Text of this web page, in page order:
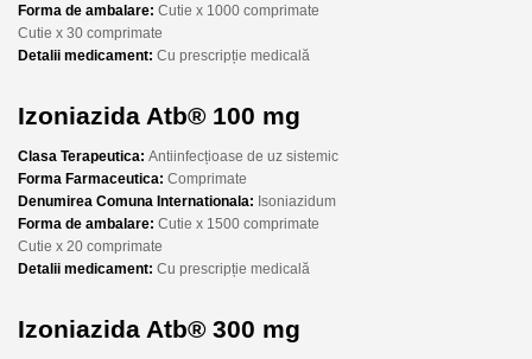
Forma de ambalare: Cutie x 1000 comprimate
Cutie x 30 comprimate
Detalii medicament: Cu prescripție medicală
Izoniazida Atb® 100 mg
Clasa Terapeutica: Antiinfecțioase de uz sistemic
Forma Farmaceutica: Comprimate
Denumirea Comuna Internationala: Isoniazidum
Forma de ambalare: Cutie x 1500 comprimate
Cutie x 20 comprimate
Detalii medicament: Cu prescripție medicală
Izoniazida Atb® 300 mg